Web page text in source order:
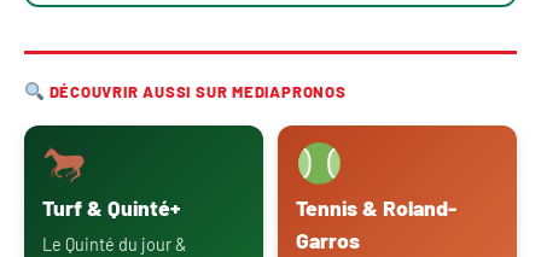
DÉCOUVRIR AUSSI SUR MEDIAPRONOS
Turf & Quinté+
Le Quinté du jour &
Tennis & Roland-
Garros